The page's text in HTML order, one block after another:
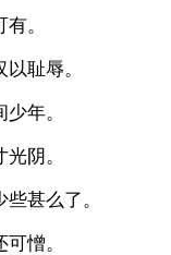
。
耻辱。
年。
阴。
甚么了。
憎。